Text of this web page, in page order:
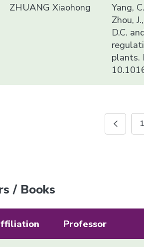
ZHUANG Xiaohong
Yang,
Zhou,
D.C.
plants.
1
/ Books
Professor